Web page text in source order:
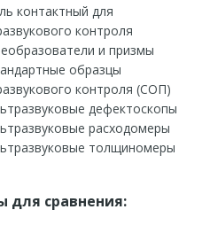
контактный для
контроля
и призмы
образцы
контроля (СОП)
дефектоскопы
расходомеры
толщиномеры
для сравнения: